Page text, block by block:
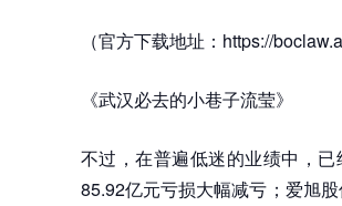
（官方下载地址：https://
《武汉必去的小巷子流莹》
不过，在普遍低迷的业绩中，
85.92亿元亏损大幅减亏；爱旭